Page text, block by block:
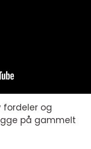
fordeler og
på gammelt